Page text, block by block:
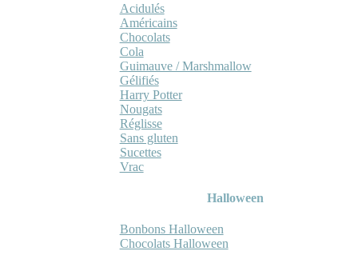
Acidulés
Américains
Chocolats
Cola
Guimauve / Marshmallow
Gélifiés
Harry Potter
Nougats
Réglisse
Sans gluten
Sucettes
Vrac
Halloween
Bonbons Halloween
Chocolats Halloween